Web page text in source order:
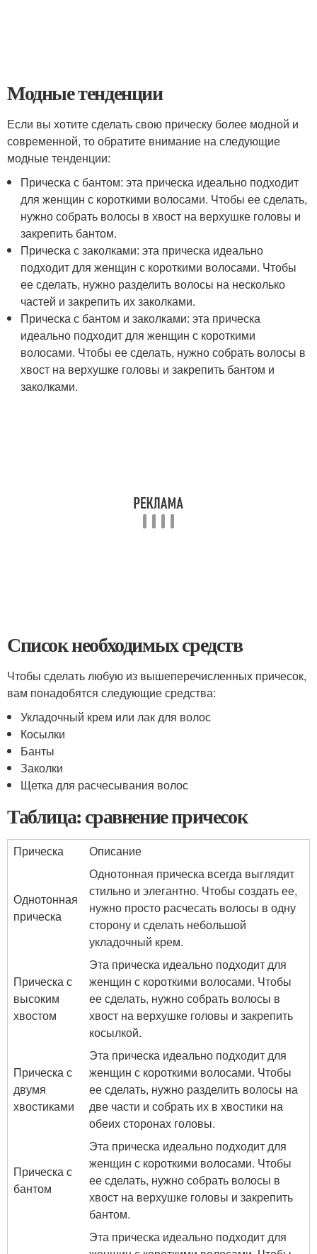
Модные тенденции
Если вы хотите сделать свою прическу более модной и
современной, то обратите внимание на следующие
модные тенденции:
Прическа с бантом: эта прическа идеально подходит
для женщин с короткими волосами. Чтобы ее сделать,
нужно собрать волосы в хвост на верхушке головы и
закрепить бантом.
Прическа с заколками: эта прическа идеально
подходит для женщин с короткими волосами. Чтобы
ее сделать, нужно разделить волосы на несколько
частей и закрепить их заколками.
Прическа с бантом и заколками: эта прическа
идеально подходит для женщин с короткими
волосами. Чтобы ее сделать, нужно собрать волосы в
хвост на верхушке головы и закрепить бантом и
заколками.
Список необходимых средств
Чтобы сделать любую из вышеперечисленных причесок,
вам понадобятся следующие средства:
Укладочный крем или лак для волос
Косылки
Банты
Заколки
Щетка для расчесывания волос
Таблица: сравнение причесок
Прическа Описание
Однотонная
прическа
Однотонная прическа всегда выглядит
стильно и элегантно. Чтобы создать ее,
нужно просто расчесать волосы в одну
сторону и сделать небольшой
укладочный крем.
Прическа с
высоким
хвостом
Эта прическа идеально подходит для
женщин с короткими волосами. Чтобы
ее сделать, нужно собрать волосы в
хвост на верхушке головы и закрепить
косылкой.
Прическа с
двумя
хвостиками
Эта прическа идеально подходит для
женщин с короткими волосами. Чтобы
ее сделать, нужно разделить волосы на
две части и собрать их в хвостики на
обеих сторонах головы.
Прическа с
бантом
Эта прическа идеально подходит для
женщин с короткими волосами. Чтобы
ее сделать, нужно собрать волосы в
хвост на верхушке головы и закрепить
бантом.
Эта прическа идеально подходит для